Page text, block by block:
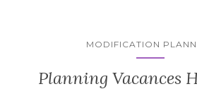
MODIFICATION
Planning Vacances